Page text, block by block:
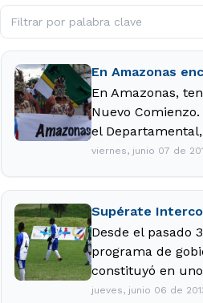
En Amazonas
En Amazonas,
Nuevo
el
viernes, junio 07 de
Supérate
Desde el pasado
programa de
constituyó en uno
jueves, junio 06 de